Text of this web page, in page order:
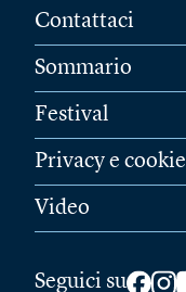
Contattaci
Sommario
Festival
Privacy e cookie
Video
Seguici su